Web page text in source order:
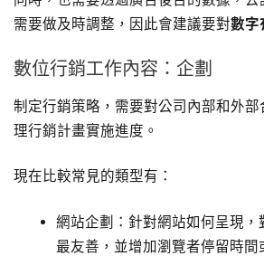
需要做及時調整，因此會建議要對數字
數位行銷工作內容：企劃
制定行銷策略，需要對公司內部和外
理行銷計畫實施進度。
現在比較常見的類型有：
網站企劃：針對網站如何呈現，
最友善，並增加瀏覽者停留時間